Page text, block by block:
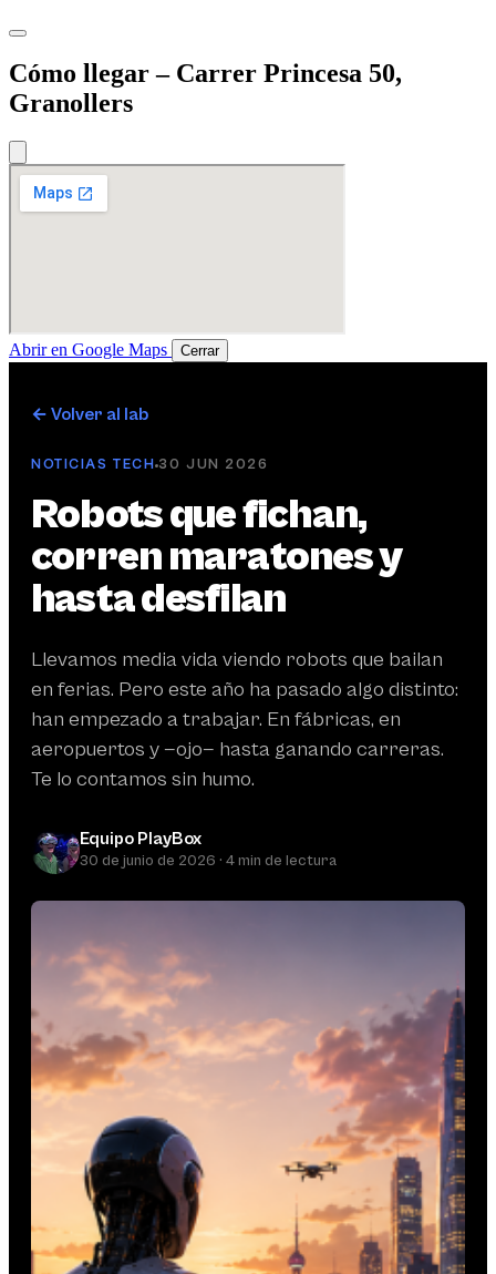
Cómo llegar – Carrer Princesa 50,
Granollers
Abrir en Google Maps Cerrar
← Volver al lab
NOTICIAS TECH 30 JUN 2026
Robots que fichan,
corren maratones y
hasta desfilan
Llevamos media vida viendo robots que bailan
en ferias. Pero este año ha pasado algo distinto:
han empezado a trabajar. En fábricas, en
aeropuertos y —ojo— hasta ganando carreras.
Te lo contamos sin humo.
Equipo PlayBox
30 de junio de 2026 · 4 min de lectura